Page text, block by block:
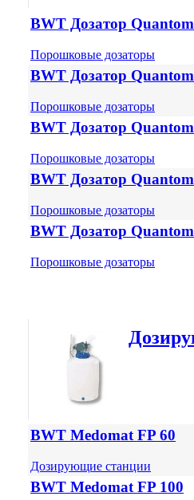
BWT Дозатор
Порошковые дозаторы
BWT Дозатор
Порошковые дозаторы
BWT Дозатор
Порошковые дозаторы
BWT Дозатор
Порошковые дозаторы
BWT Дозатор
Порошковые дозаторы
BWT Medomat FP 60
Дозирующие станции
BWT Medomat FP 100